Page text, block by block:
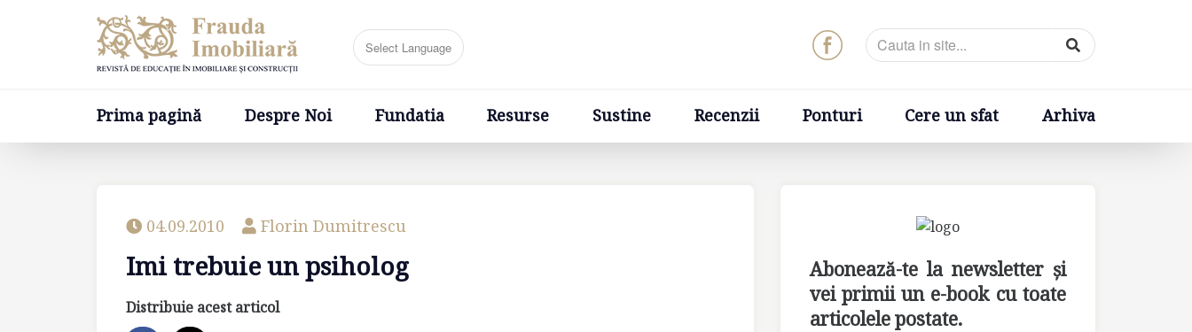
Prima pagină Despre Noi Fundatia Resurse Sustine Recenzii Ponturi Cere un sfat Arhiva
Prima pagină Despre Noi
04.09.2010 Florin Dumitrescu
Imi trebuie un psiholog
Distribuie acest articol
Abonează-te la newsletter și
vei primii un e-book cu toate
articolele postate.